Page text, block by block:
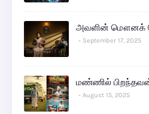
அவளின் மௌனக்
September 17, 2025
மண்ணில்
August 15, 2025